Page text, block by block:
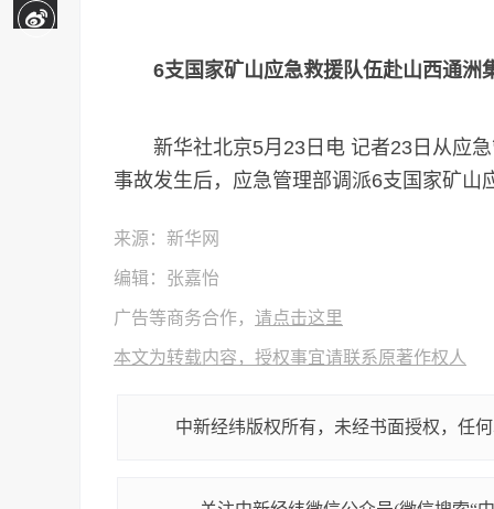
6支国家矿山应急救援队伍赴山西通洲
新华社北京5月23日电 记者23日从应急
事故发生后，应急管理部调派6支国家矿山
来源：新华网
编辑：张嘉怡
广告等商务合作， 请点击这里
本文为转载内容，授权事宜请联系原著作权人
中新经纬版权所有，未经书面授权，任